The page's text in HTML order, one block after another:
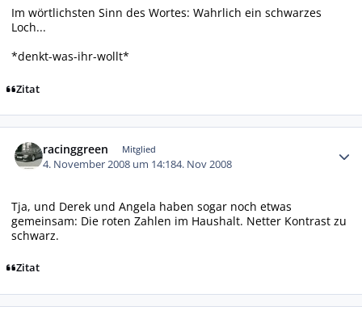
Im wörtlichsten Sinn des Wortes: Wahrlich ein schwarzes
Loch...
*denkt-was-ihr-wollt*
Zitat
racinggreen Mitglied
4. November 2008 um 14:184. Nov 2008
Tja, und Derek und Angela haben sogar noch etwas
gemeinsam: Die roten Zahlen im Haushalt. Netter Kontrast zu
schwarz.
Zitat